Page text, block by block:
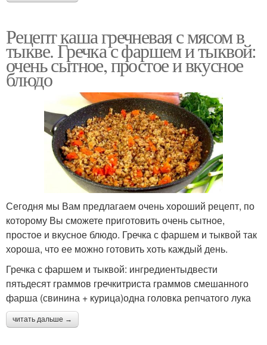
Рецепт каша гречневая с мясом в
тыкве. Гречка с фаршем и тыквой:
очень сытное, простое и вкусное
блюдо
Сегодня мы Вам предлагаем очень хороший рецепт, по
которому Вы сможете приготовить очень сытное,
простое и вкусное блюдо. Гречка с фаршем и тыквой так
хороша, что ее можно готовить хоть каждый день.
Гречка с фаршем и тыквой: ингредиентыдвести
пятьдесят граммов гречкитриста граммов смешанного
фарша (свинина + курица)одна головка репчатого лука
читать дальше →